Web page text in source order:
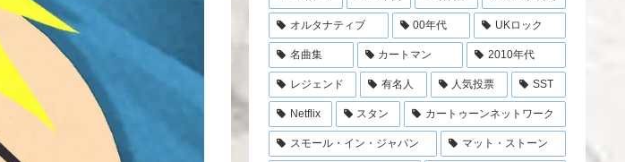
オルタナティブ 00年代 UKロック
名曲集 カートマン 2010年代
レジェンド 有名人 人気投票 SST
Netflix スタン カートゥーンネットワーク
スモール・イン・ジャパン マット・ストーン